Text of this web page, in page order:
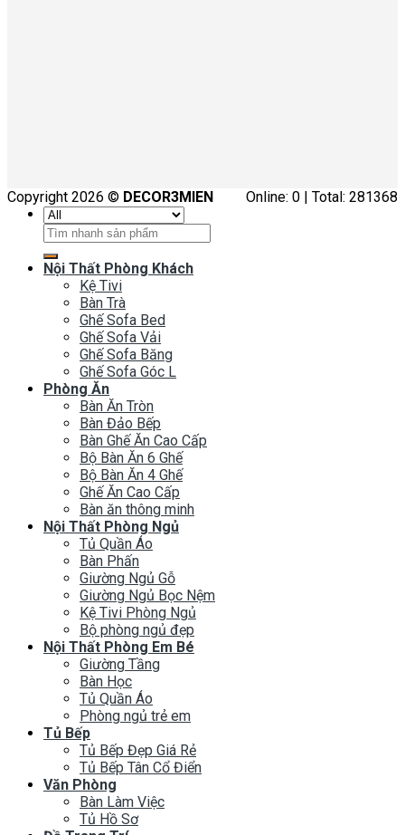
Online: 0 | Total: 281368
Copyright 2026 © DECOR3MIEN
Tìm
kiếm:
Nội Thất Phòng Khách
Kệ Tivi
Bàn Trà
Ghế Sofa Bed
Ghế Sofa Vải
Ghế Sofa Băng
Ghế Sofa Góc L
Phòng Ăn
Bàn Ăn Tròn
Bàn Đảo Bếp
Bàn Ghế Ăn Cao Cấp
Bộ Bàn Ăn 6 Ghế
Bộ Bàn Ăn 4 Ghế
Ghế Ăn Cao Cấp
Bàn ăn thông minh
Nội Thất Phòng Ngủ
Tủ Quần Áo
Bàn Phấn
Giường Ngủ Gỗ
Giường Ngủ Bọc Nệm
Kệ Tivi Phòng Ngủ
Bộ phòng ngủ đẹp
Nội Thất Phòng Em Bé
Giường Tầng
Bàn Học
Tủ Quần Áo
Phòng ngủ trẻ em
Tủ Bếp
Tủ Bếp Đẹp Giá Rẻ
Tủ Bếp Tân Cổ Điển
Văn Phòng
Bàn Làm Việc
Tủ Hồ Sơ